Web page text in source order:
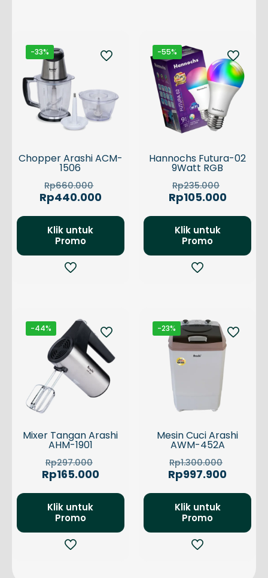
-33%
Chopper Arashi ACM-
1506
Rp660.000
aslinya
Rp660.000.
Rp440.000Harga
ini
Klik untuk
Promo
-55%
Hannochs Futura-02
9Watt RGB
Rp235.000
aslinya
Rp105.000Harga
ini
Klik untuk
Promo
-44%
Mixer Tangan Arashi
AHM-1901
Rp297.000
aslinya
Rp297.000.
Rp165.000Harga
ini
Klik untuk
Promo
-23%
Mesin Cuci Arashi
AWM-452A
Rp1.300.000
aslinya
Rp997.900Harga
ini
Klik untuk
Promo